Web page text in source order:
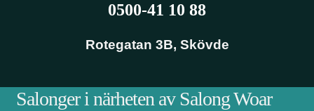
0500-41 10 88
Rotegatan 3B, Skövde
Salonger i närheten av Salong Woar